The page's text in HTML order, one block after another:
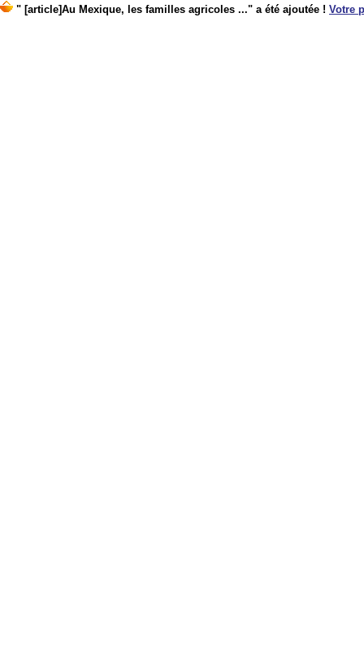
" [article]Au Mexique, les familles agricoles ..." a été ajoutée ! Votre